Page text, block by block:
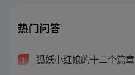
热门问答
1 狐妖小红娘的十二个篇章